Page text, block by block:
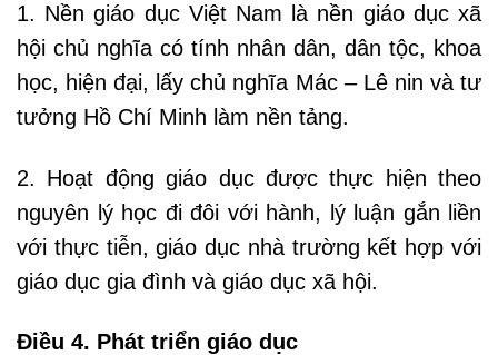
1. Nền giáo dục Việt Nam là nền giáo dục xã
hội chủ nghĩa có tính nhân dân, dân tộc, khoa
học, hiện đại, lấy chủ nghĩa Mác – Lê nin và tư
tưởng Hồ Chí Minh làm nền tảng.
2. Hoạt động giáo dục được thực hiện theo
nguyên lý học đi đôi với hành, lý luận gắn liền
với thực tiễn, giáo dục nhà trường kết hợp với
giáo dục gia đình và giáo dục xã hội.
Điều 4. Phát triển giáo dục